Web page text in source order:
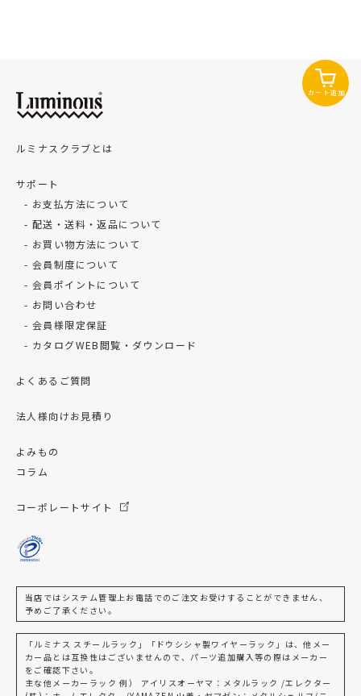
カート追加
ルミナスクラブとは
サポート
お支払方法について
配送・送料・返品について
お買い物方法について
会員制度について
会員ポイントについて
お問い合わせ
会員様限定保証
カタログWEB閲覧・ダウンロード
よくあるご質問
法人様向けお見積り
よみもの
コラム
コーポレートサイト
当店ではシステム管理上お電話でのご注文お受けすることができません、
予めご了承ください。
「ルミナス スチールラック」「ドウシシャ製ワイヤーラック」は、他メー
カー品とは互換性はございませんので、パーツ追加購入等の際はメーカー
をご確認下さい。
主な他メーカーラック 例） アイリスオーヤマ：メタルラック /エレクター